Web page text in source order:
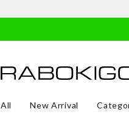
All New Arrival